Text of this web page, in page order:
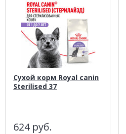
Сухой корм Royal canin
Sterilised 37
624 руб.